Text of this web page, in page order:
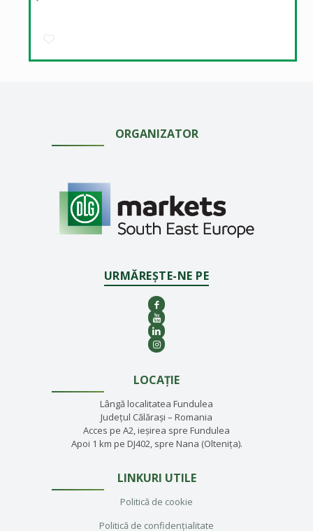
ORGANIZATOR
URMĂREȘTE-NE PE
LOCAȚIE
Lângă localitatea Fundulea
Județul Călărași – Romania
Acces pe A2, ieșirea spre Fundulea
Apoi 1 km pe DJ402, spre Nana (Oltenița).
LINKURI UTILE
Politică de cookie
Politică de confidențialitate